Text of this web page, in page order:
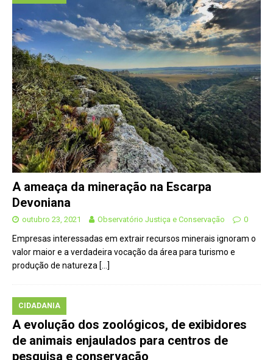
A ameaça da mineração na Escarpa
Devoniana
outubro 23, 2021 Observatório Justiça e Conservação 0
Empresas interessadas em extrair recursos minerais ignoram o
valor maior e a verdadeira vocação da área para turismo e
produção de natureza […]
CIDADANIA
A evolução dos zoológicos, de exibidores
de animais enjaulados para centros de
pesquisa e conservação